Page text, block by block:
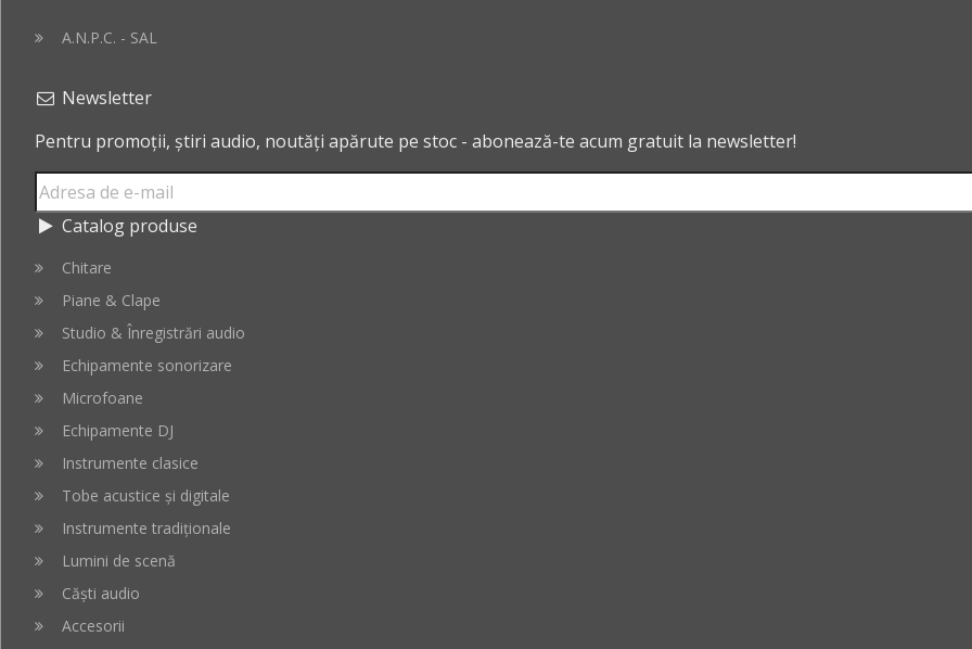
A.N.P.C. - SAL
Newsletter
Pentru promoții, știri audio, noutăți apărute pe stoc - abonează-te acum gratuit la newsletter!
Catalog produse
Chitare
Piane & Clape
Studio & Înregistrări audio
Echipamente sonorizare
Microfoane
Echipamente DJ
Instrumente clasice
Tobe acustice și digitale
Instrumente tradiționale
Lumini de scenă
Căști audio
Accesorii